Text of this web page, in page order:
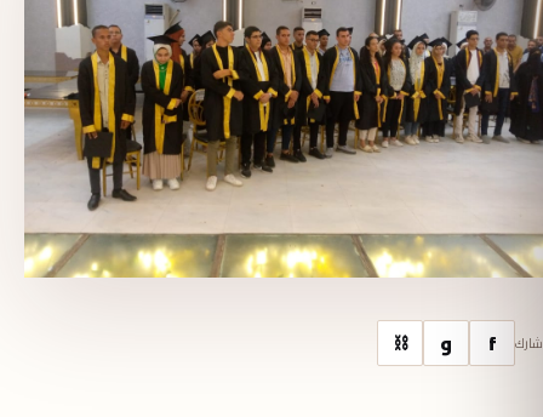
شارك f و ⛓